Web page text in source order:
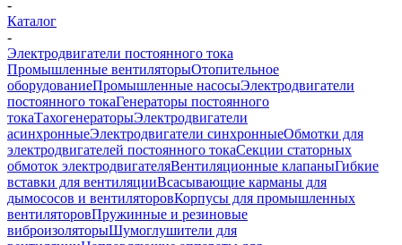
-
Каталог
-
Электродвигатели постоянного тока
Промышленные вентиляторыОтопительное
оборудованиеПромышленные насосыЭлектродвигатели
постоянного токаГенераторы постоянного
токаТахогенераторыЭлектродвигатели
асинхронныеЭлектродвигатели синхронныеОбмотки для
электродвигателей постоянного токаСекции статорных
обмоток электродвигателяВентиляционные клапаныГибкие
вставки для вентиляцииВсасывающие карманы для
дымососов и вентиляторовКорпусы для промышленных
вентиляторовПружинные и резиновые
виброизоляторыШумоглушители для